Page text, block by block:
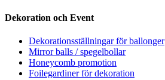
Dekoration och Event
Dekorationsställningar för ballonger
Mirror balls / spegelbollar
Honeycomb promotion
Foilegardiner för dekoration